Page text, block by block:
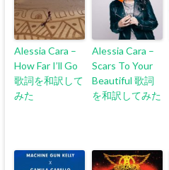
Alessia Cara –
How Far I’ll Go
歌詞を和訳して
みた
Alessia Cara –
Scars To Your
Beautiful 歌詞
を和訳してみた